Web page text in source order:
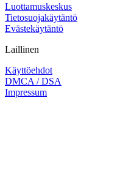
Luottamuskeskus
Tietosuojakäytäntö
Evästekäytäntö
Laillinen
Käyttöehdot
DMCA / DSA
Impressum